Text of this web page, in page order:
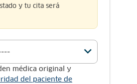
y tu cita será
médica original y
del paciente de